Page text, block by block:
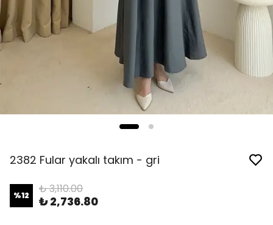
2382 Fular yakalı takım - gri
%12 ₺ 3,110.00
₺ 2,736.80